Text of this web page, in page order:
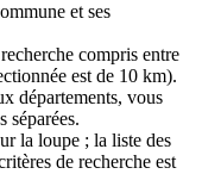
et ses
compris entre
est de 10 km).
départements, vous
séparées.
la loupe ; la liste des
de recherche est